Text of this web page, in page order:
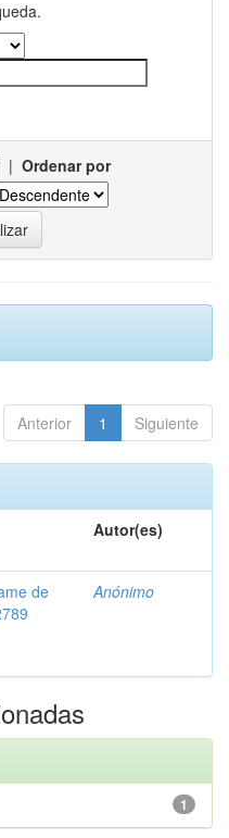
| Ordenar por
Anterior 1 Siguiente
Autor(es)
de
Anónimo
1